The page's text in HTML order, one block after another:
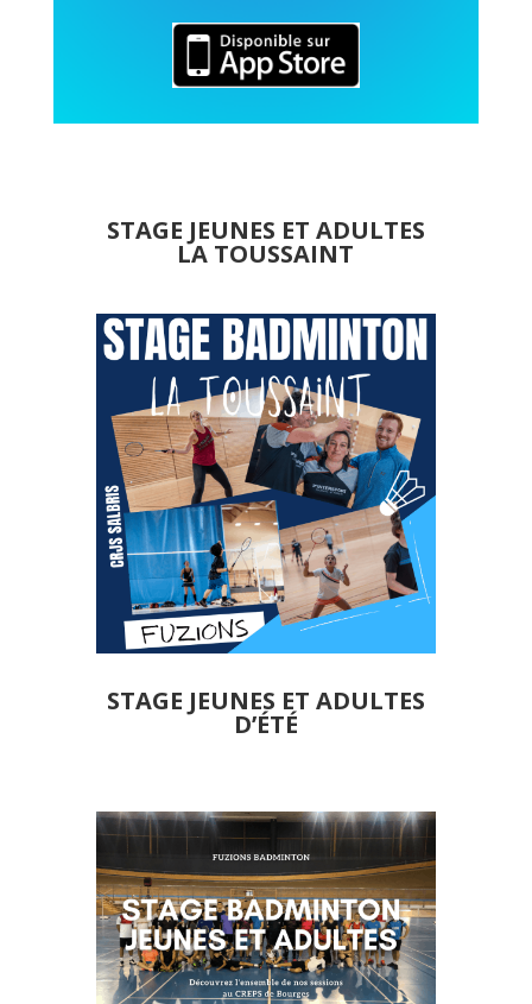
STAGE JEUNES ET ADULTES
LA TOUSSAINT
STAGE JEUNES ET ADULTES
D’ÉTÉ